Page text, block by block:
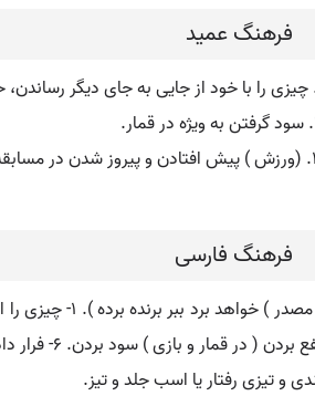
فرهنگ عمید
فرهنگ فارسی
( در قمار و بازی ) سود بردن. ۶- فرار دادن. ۷- پیش افتادن پیروز شدن ( در مسابقه و مانند آن ).
و تیزی رفتار یا اسب جلد و تیز.